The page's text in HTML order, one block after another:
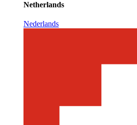
Netherlands
Nederlands